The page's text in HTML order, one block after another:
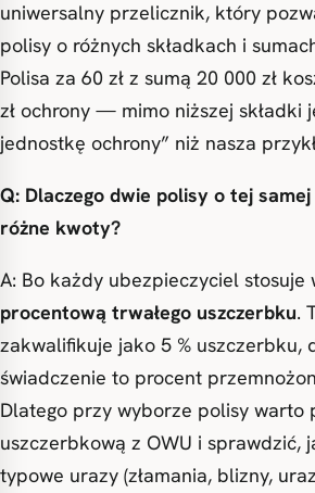
uniwersalny przelicznik, który
polisy o różnych składkach i
Polisa za 60 zł z sumą 20 000 zł
zł ochrony — mimo niższej składki
jednostkę ochrony” niż nasza
Q: Dlaczego dwie polisy o tej samej
różne kwoty?
A: Bo każdy ubezpieczyciel stosuje
procentową trwałego uszczerbku.
zakwalifikuje jako 5 % uszczerbku,
świadczenie to procent
Dlatego przy wyborze polisy warto
uszczerbkową z OWU i sprawdzić,
typowe urazy (złamania, blizny,